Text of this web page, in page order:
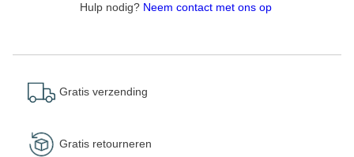
Hulp nodig? Neem contact met ons op
Gratis verzending
Gratis retourneren